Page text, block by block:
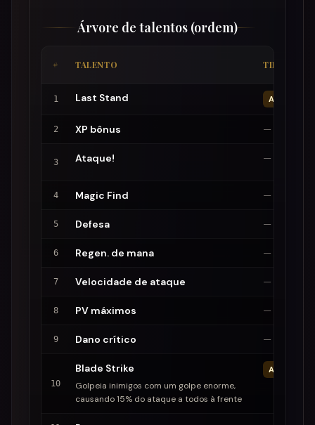
Árvore de talentos (ordem)
# TALENTO TIPO
1 Last Stand ATIVO
2 XP bônus —
3 Ataque! —
4 Magic Find —
5 Defesa —
6 Regen. de mana —
7 Velocidade de ataque —
8 PV máximos —
9 Dano crítico —
10
Blade Strike
Golpeia inimigos com um golpe enorme,
causando 15% do ataque a todos à frente
ATIVO